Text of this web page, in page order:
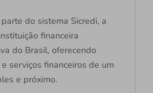
do sistema Sicredi, a
financeira
do Brasil, oferecendo
serviços financeiros de um
e próximo.